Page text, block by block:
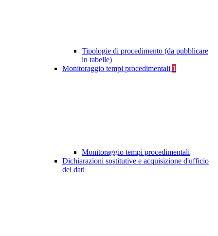
Tipologie di procedimento (da pubblicare
in tabelle)
Monitoraggio tempi procedimentali 1
Monitoraggio tempi procedimentali
Dichiarazioni sostitutive e acquisizione d'ufficio
dei dati